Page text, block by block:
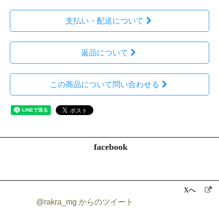
収集するにあたっては利用目的を明記の上、適法かつ公正な手段によ
当ショップで収集する個人情報は以下の通りです。
d)メールアドレス
e)パスワード
f)配送先情報
g)当ショップとのお取引履歴及びその内容
3.個人情報の利用
当ショップではお客様からお預かりした個人情報の利用目的は以下の
b)商品発送の確認、照会
d）rakraの発行や記事に関するお知らせメールの送信
支払い・配送について
返品について
この商品について問い合わせる
facebook
Xへ
@rakra_mg からのツイート